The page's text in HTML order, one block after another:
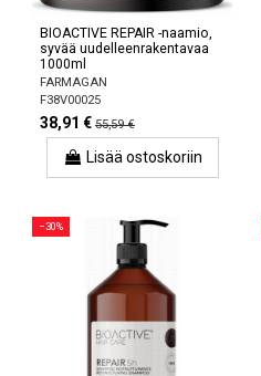
BIOACTIVE REPAIR -naamio,
syvää uudelleenrakentavaa
1000ml
FARMAGAN
F38V00025
38,91 € 55,59 €
Lisää ostoskoriin
−30%